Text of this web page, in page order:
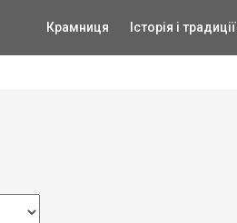
Крамниця Історія і традиції